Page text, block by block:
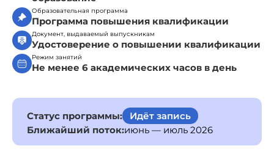
Образовательная программа
Программа повышения квалификации
Документ, выдаваемый выпускникам
Удостоверение о повышении квалификации
Режим занятий
Не менее 6 академических часов в день
Статус программы:
Идёт запись
Ближайший поток:июнь — июль 2026